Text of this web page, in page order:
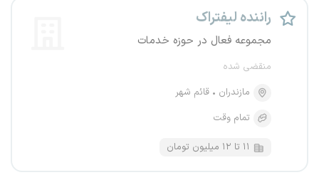
راننده لیفتراک
مجموعه فعال در حوزه خدمات
منقضی شده
مازندران
قائم شهر
تمام وقت
۱۱ تا ۱۲ میلیون تومان